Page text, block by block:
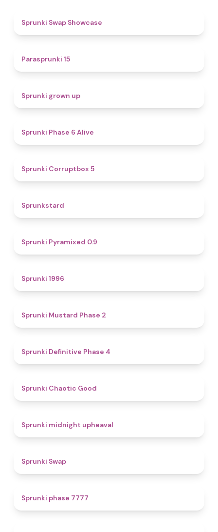
Sprunki Swap Showcase
Parasprunki 15
Sprunki grown up
Sprunki Phase 6 Alive
Sprunki Corruptbox 5
Sprunkstard
Sprunki Pyramixed 0.9
Sprunki 1996
Sprunki Mustard Phase 2
Sprunki Definitive Phase 4
Sprunki Chaotic Good
Sprunki midnight upheaval
Sprunki Swap
Sprunki phase 7777